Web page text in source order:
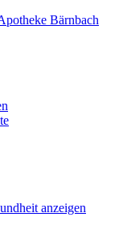
anzeigen